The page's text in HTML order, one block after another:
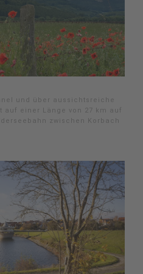
und über aussichtsreiche
auf einer Länge von 27 km auf
zwischen Korbach